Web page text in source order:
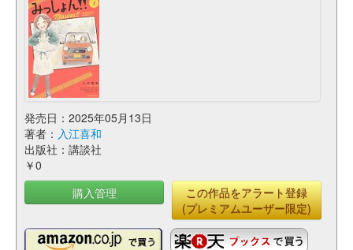
発売日：2025年05月13日
著者： 入江喜和
出版社：講談社
￥0
購入管理
この作品をアラート登録
(プレミアムユーザー限定)